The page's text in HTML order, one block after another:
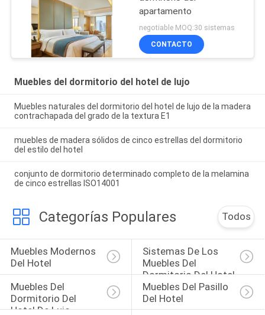
apartamento
negotiable MOQ:30 sistemas
CONTACTO
Muebles del dormitorio del hotel de lujo
Muebles naturales del dormitorio del hotel de lujo de la madera
contrachapada del grado de la textura E1
muebles de madera sólidos de cinco estrellas del dormitorio
del estilo del hotel
conjunto de dormitorio determinado completo de la melamina
de cinco estrellas ISO14001
Categorías Populares Todos
Muebles Modernos
Del Hotel
Sistemas De Los
Muebles Del
Dormitorio Del Hotel
Muebles Del
Dormitorio Del
Hotel De Lujo
Muebles Del Pasillo
Del Hotel